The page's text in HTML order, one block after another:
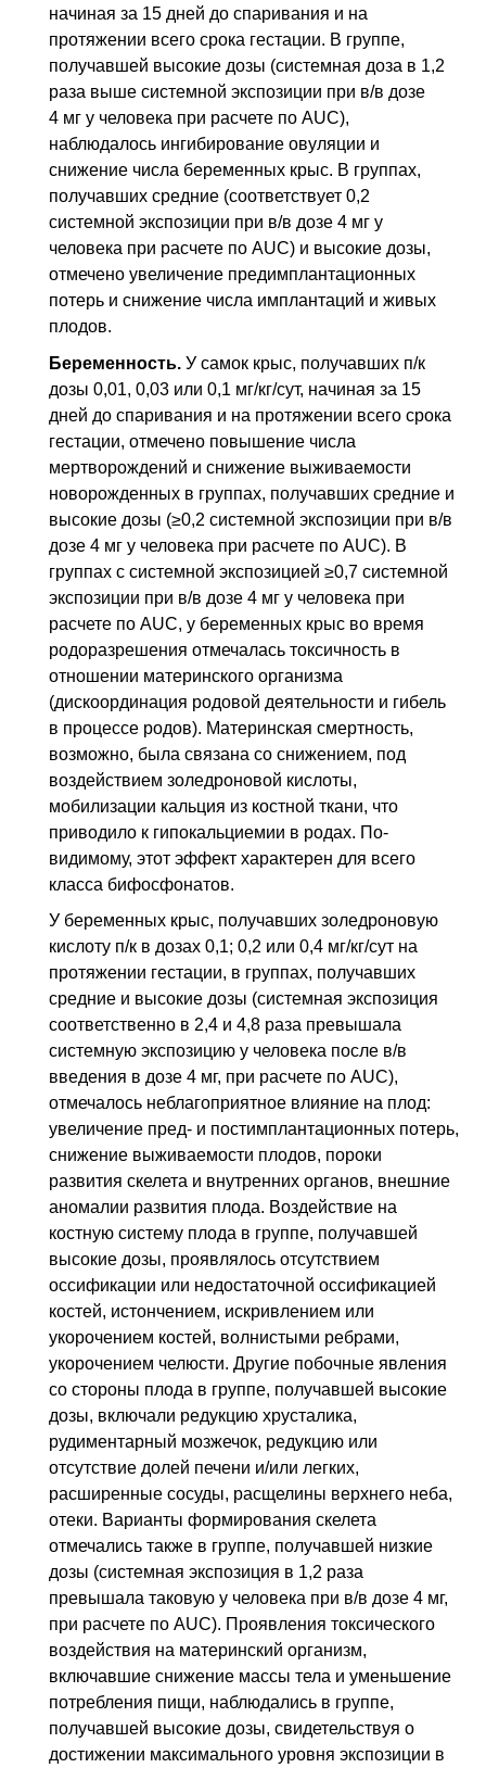
начиная за 15 дней до спаривания и на
протяжении всего срока гестации. В группе,
получавшей высокие дозы (системная доза в 1,2
раза выше системной экспозиции при в/в дозе
4 мг у человека при расчете по AUC),
наблюдалось ингибирование овуляции и
снижение числа беременных крыс. В группах,
получавших средние (соответствует 0,2
системной экспозиции при в/в дозе 4 мг у
человека при расчете по AUC) и высокие дозы,
отмечено увеличение предимплантационных
потерь и снижение числа имплантаций и живых
плодов.
Беременность. У самок крыс, получавших п/к
дозы 0,01, 0,03 или 0,1 мг/кг/сут, начиная за 15
дней до спаривания и на протяжении всего срока
гестации, отмечено повышение числа
мертворождений и снижение выживаемости
новорожденных в группах, получавших средние и
высокие дозы (≥0,2 системной экспозиции при в/в
дозе 4 мг у человека при расчете по AUC). В
группах с системной экспозицией ≥0,7 системной
экспозиции при в/в дозе 4 мг у человека при
расчете по AUC, у беременных крыс во время
родоразрешения отмечалась токсичность в
отношении материнского организма
(дискоординация родовой деятельности и гибель
в процессе родов). Материнская смертность,
возможно, была связана со снижением, под
воздействием золедроновой кислоты,
мобилизации кальция из костной ткани, что
приводило к гипокальциемии в родах. По-
видимому, этот эффект характерен для всего
класса бифосфонатов.
У беременных крыс, получавших золедроновую
кислоту п/к в дозах 0,1; 0,2 или 0,4 мг/кг/сут на
протяжении гестации, в группах, получавших
средние и высокие дозы (системная экспозиция
соответственно в 2,4 и 4,8 раза превышала
системную экспозицию у человека после в/в
введения в дозе 4 мг, при расчете по AUC),
отмечалось неблагоприятное влияние на плод:
увеличение пред- и постимплантационных потерь,
снижение выживаемости плодов, пороки
развития скелета и внутренних органов, внешние
аномалии развития плода. Воздействие на
костную систему плода в группе, получавшей
высокие дозы, проявлялось отсутствием
оссификации или недостаточной оссификацией
костей, истончением, искривлением или
укорочением костей, волнистыми ребрами,
укорочением челюсти. Другие побочные явления
со стороны плода в группе, получавшей высокие
дозы, включали редукцию хрусталика,
рудиментарный мозжечок, редукцию или
отсутствие долей печени и/или легких,
расширенные сосуды, расщелины верхнего неба,
отеки. Варианты формирования скелета
отмечались также в группе, получавшей низкие
дозы (системная экспозиция в 1,2 раза
превышала таковую у человека при в/в дозе 4 мг,
при расчете по AUC). Проявления токсического
воздействия на материнский организм,
включавшие снижение массы тела и уменьшение
потребления пищи, наблюдались в группе,
получавшей высокие дозы, свидетельствуя о
достижении максимального уровня экспозиции в